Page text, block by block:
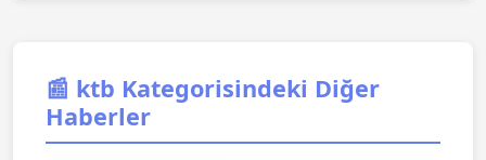
📰 ktb Kategorisindeki Diğer
Haberler